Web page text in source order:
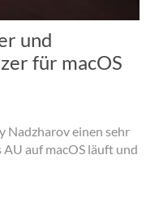
und
für macOS
Nadzharov einen sehr
auf macOS läuft und